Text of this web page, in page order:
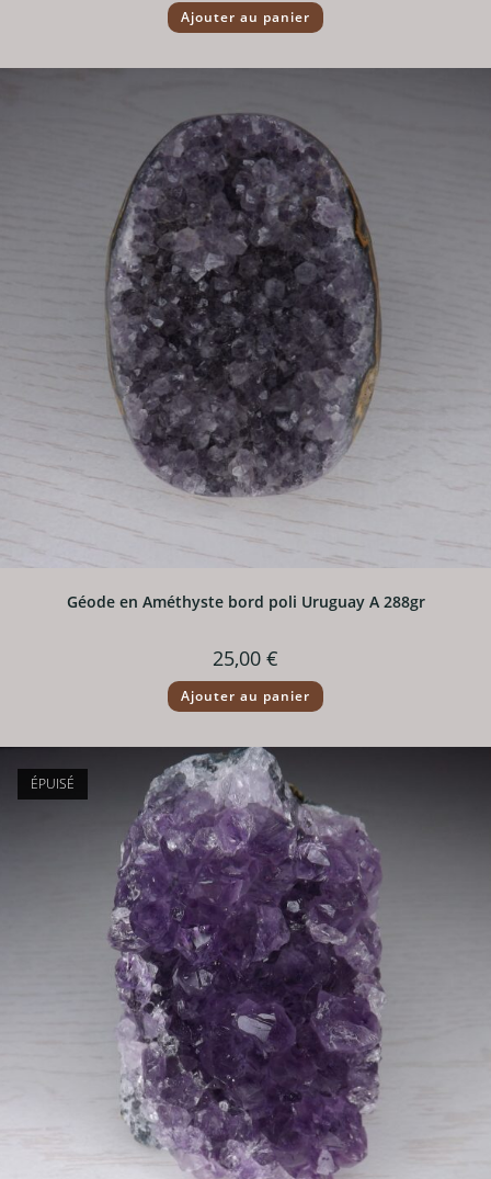
Ajouter au panier
Géode en Améthyste bord poli Uruguay A 288gr
25,00 €
Ajouter au panier
ÉPUISÉ